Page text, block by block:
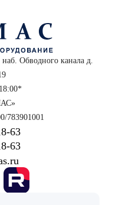
Обводного канала д.
783901001